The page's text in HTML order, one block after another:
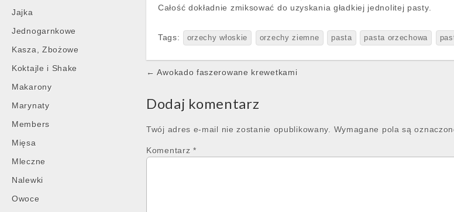
Jajka
Jednogarnkowe
Kasza, Zbożowe
Koktajle i Shake
Makarony
Marynaty
Members
Mięsa
Mleczne
Nalewki
Owoce
Całość dokładnie zmiksować do uzyskania gładkiej jednolitej pasty.
Tags: orzechy włoskie orzechy ziemne pasta pasta orzechowa
Post
← Awokado faszerowane krewetkami
Dodaj komentarz
Twój adres e-mail nie zostanie opublikowany. Wymagane pola są
Komentarz *